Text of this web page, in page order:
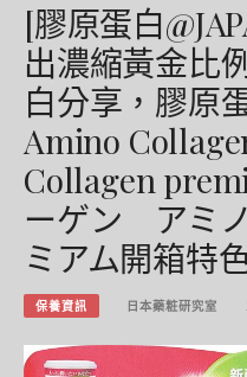
[膠原蛋白
出濃縮黃金比
白分享，膠原
Amino
Collagen
ーゲン アミ
ミアム開箱特
保養資訊 日本藥粧研究室